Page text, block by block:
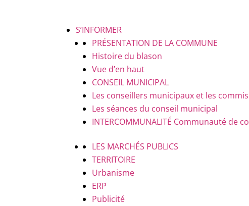
S’INFORMER
PRÉSENTATION DE LA COMMUNE
Histoire du blason
Vue d’en haut
CONSEIL MUNICIPAL
Les conseillers municipaux et les
Les séances du conseil municipal
INTERCOMMUNALITÉ Communauté de
LES MARCHÉS PUBLICS
TERRITOIRE
Urbanisme
ERP
Publicité